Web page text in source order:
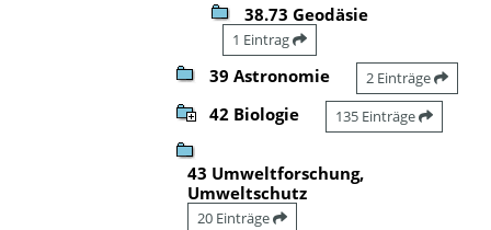
38.73 Geodäsie
1 Eintrag
39 Astronomie 2 Einträge
42 Biologie 135 Einträge
43 Umweltforschung,
Umweltschutz
20 Einträge